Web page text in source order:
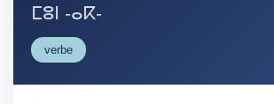
ⵎⵓⵏ -ⴰⴽ-
verbe